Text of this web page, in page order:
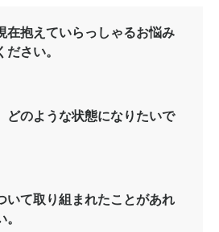
抱えていらっしゃるお悩み
さい。
のような状態になりたいで
て取り組まれたことがあれ